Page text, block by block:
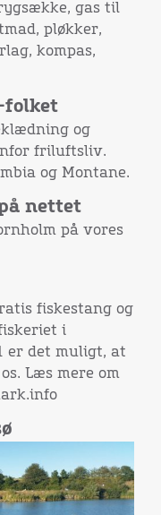
gas til
pløkker,
kompas,
folket
og
friluftsliv.
og Montane.
nettet
på vores
fiskestang og
i
er det muligt, at
Læs mere om